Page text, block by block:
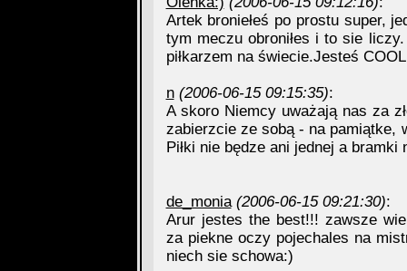
Artek broniełeś po prostu super,
tym meczu obroniłes i to sie
piłkarzem na świecie.Jesteś
n (2006-06-15 09:15:35):
A skoro Niemcy uważają nas za
zabierzcie ze sobą - na pamiątke,
Piłki nie będze ani jednej a bramki
de_monia (2006-06-15 09:21:30):
Arur jestes the best!!! zawsze
za piekne oczy pojechales na
niech sie schowa:)